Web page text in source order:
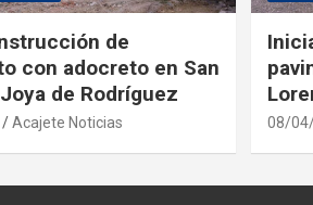
de
con adocreto en San
de Rodríguez
Acajete Noticias 08/